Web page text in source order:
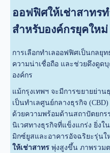
ออฟฟิศให้เช่าสาทร
สำหรับองค์กรยุคใหม่
การเลือกทำเลออฟฟิศเป็นกล
ความน่าเชื่อถือ และช่วยดึงดูด
องค์กร
แม้กรุงเทพฯ จะมีการขยายย่า
เป็นทำเลศูนย์กลางธุรกิจ
ด้วยความพร้อมด้านสถาปัตยก
นิเวศทางธุรกิจที่แข็งแกร่ง ยิ่งใ
มิกซ์ยูสและอาคารอัจฉริยะรุ่นใ
ให้เช่าสาทร พุ่งสูงขึ้น ภาพรวม